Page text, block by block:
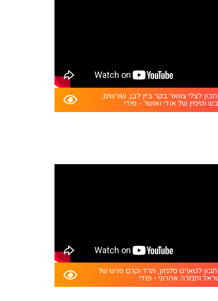
לצלי צוואר בקר ביין לבן, שורשים,
וטימין של אודי ואושר - פודי
לטארט סלמון, תרד וקרם פרש של
ותמרה אהרוני - פודי